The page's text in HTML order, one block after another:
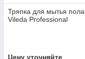
Тряпка для мытья пола
Vileda Professional
Цену уточняйте